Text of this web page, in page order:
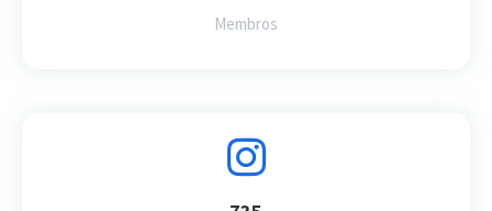
Membros